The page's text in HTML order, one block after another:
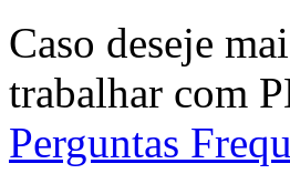
Caso deseje
trabalhar com
Perguntas